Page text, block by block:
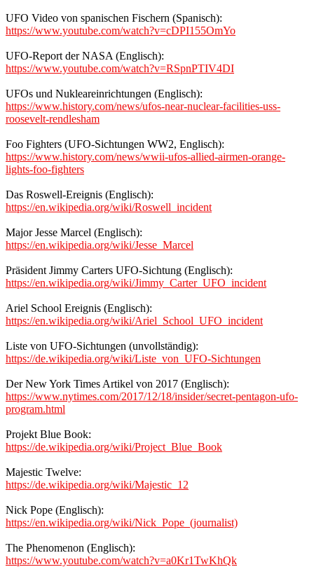
UFO Video von spanischen Fischern (Spanisch):
https://www.youtube.com/watch?v=cDPI155OmYo
UFO-Report der NASA (Englisch):
https://www.youtube.com/watch?v=RSpnPTIV4DI
UFOs und Nukleareinrichtungen (Englisch):
https://www.history.com/news/ufos-near-nuclear-facilities-uss-
roosevelt-rendlesham
Foo Fighters (UFO-Sichtungen WW2, Englisch):
https://www.history.com/news/wwii-ufos-allied-airmen-orange-
lights-foo-fighters
Das Roswell-Ereignis (Englisch):
https://en.wikipedia.org/wiki/Roswell_incident
Major Jesse Marcel (Englisch):
https://en.wikipedia.org/wiki/Jesse_Marcel
Präsident Jimmy Carters UFO-Sichtung (Englisch):
https://en.wikipedia.org/wiki/Jimmy_Carter_UFO_incident
Ariel School Ereignis (Englisch):
https://en.wikipedia.org/wiki/Ariel_School_UFO_incident
Liste von UFO-Sichtungen (unvollständig):
https://de.wikipedia.org/wiki/Liste_von_UFO-Sichtungen
Der New York Times Artikel von 2017 (Englisch):
https://www.nytimes.com/2017/12/18/insider/secret-pentagon-ufo-
program.html
Projekt Blue Book:
https://de.wikipedia.org/wiki/Project_Blue_Book
Majestic Twelve:
https://de.wikipedia.org/wiki/Majestic_12
Nick Pope (Englisch):
https://en.wikipedia.org/wiki/Nick_Pope_(journalist)
The Phenomenon (Englisch):
https://www.youtube.com/watch?v=a0Kr1TwKhQk